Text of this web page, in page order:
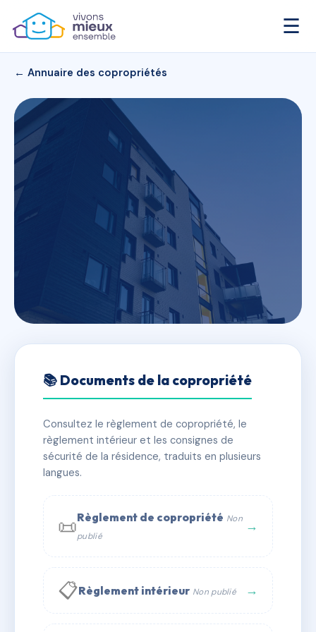
☰
← Annuaire des copropriétés
LE SAINT ALIX
✓ Immatriculée 🏠 180 lots 🏗 1 bâtiment(s)
📞 Contacter Syndic Digital
📚 Documents de la copropriété
Consultez le règlement de copropriété, le
règlement intérieur et les consignes de
sécurité de la résidence, traduits en plusieurs
langues.
📜Règlement de copropriété Non
publié
→
📋Règlement intérieur Non publié →